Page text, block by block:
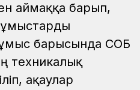
аймаққа барып,
барысында СОБ
техникалық
ақаулар